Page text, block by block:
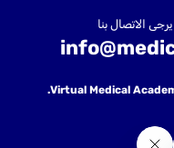
الاتصال بنا
Virtual Medical